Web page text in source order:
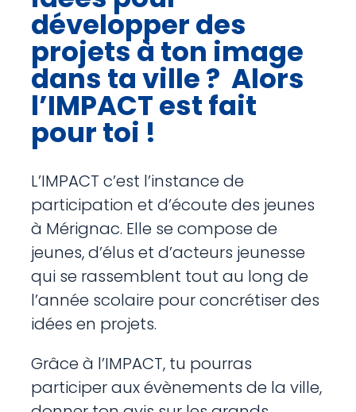
développer des
projets à ton image
dans ta ville ? Alors
l’IMPACT est fait
pour toi !
L’IMPACT c’est l’instance de
participation et d’écoute des jeunes
à Mérignac. Elle se compose de
jeunes, d’élus et d’acteurs jeunesse
qui se rassemblent tout au long de
l’année scolaire pour concrétiser des
idées en projets.
Grâce à l’IMPACT, tu pourras
participer aux évènements de la ville,